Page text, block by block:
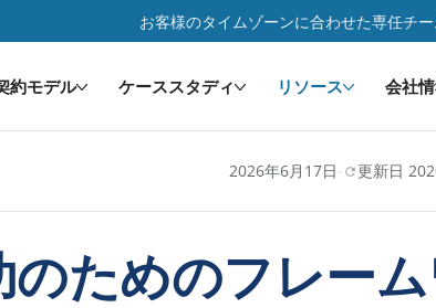
お客様のタイムゾーンに合わせた専任チー
約モデル ケーススタディ リソース 会社
2026年6月17日 · 更新日
ためのフレーム